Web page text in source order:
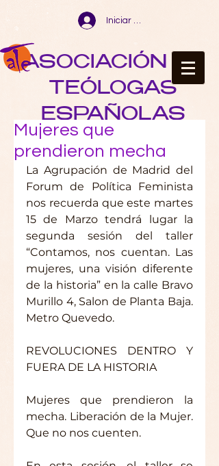
Iniciar sesión
ASOCIACIÓN DE
TEÓLOGAS
ESPAÑOLAS
Mujeres que
prendieron mecha
La Agrupación de Madrid del
Forum de Política Feminista
nos recuerda que este martes
15 de Marzo tendrá lugar la
segunda sesión del taller
“Contamos, nos cuentan. Las
mujeres, una visión diferente
de la historia” en la calle Bravo
Murillo 4, Salon de Planta Baja.
Metro Quevedo.
REVOLUCIONES DENTRO Y
FUERA DE LA HISTORIA
Mujeres que prendieron la
mecha. Liberación de la Mujer.
Que no nos cuenten.